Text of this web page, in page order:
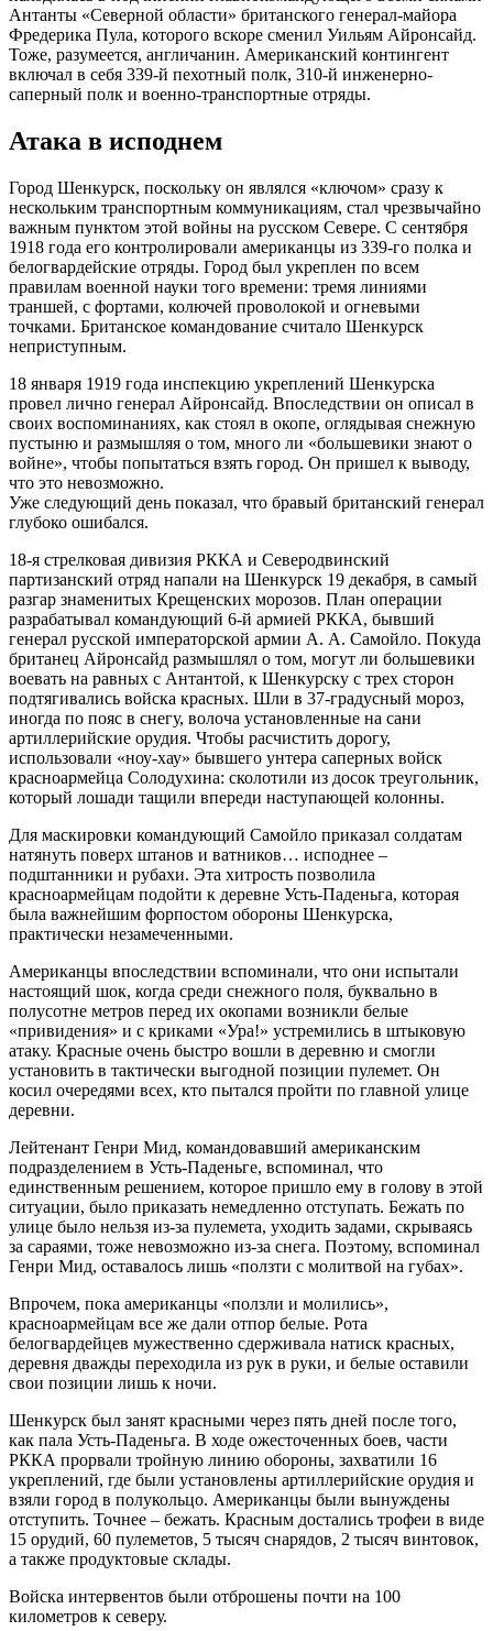
Антанты «Северной области» британского генерал-майора
Фредерика Пула, которого вскоре сменил Уильям Айронсайд.
Тоже, разумеется, англичанин. Американский контингент
включал в себя 339-й пехотный полк, 310-й инженерно-
саперный полк и военно-транспортные отряды.
Атака в исподнем
Город Шенкурск, поскольку он являлся «ключом» сразу к
нескольким транспортным коммуникациям, стал чрезвычайно
важным пунктом этой войны на русском Севере. С сентября
1918 года его контролировали американцы из 339-го полка и
белогвардейские отряды. Город был укреплен по всем
правилам военной науки того времени: тремя линиями
траншей, с фортами, колючей проволокой и огневыми
точками. Британское командование считало Шенкурск
неприступным.
18 января 1919 года инспекцию укреплений Шенкурска
провел лично генерал Айронсайд. Впоследствии он описал в
своих воспоминаниях, как стоял в окопе, оглядывая снежную
пустыню и размышляя о том, много ли «большевики знают о
войне», чтобы попытаться взять город. Он пришел к выводу,
что это невозможно.
Уже следующий день показал, что бравый британский генерал
глубоко ошибался.
18-я стрелковая дивизия РККА и Северодвинский
партизанский отряд напали на Шенкурск 19 декабря, в самый
разгар знаменитых Крещенских морозов. План операции
разрабатывал командующий 6-й армией РККА, бывший
генерал русской императорской армии А. А. Самойло. Покуда
британец Айронсайд размышлял о том, могут ли большевики
воевать на равных с Антантой, к Шенкурску с трех сторон
подтягивались войска красных. Шли в 37-градусный мороз,
иногда по пояс в снегу, волоча установленные на сани
артиллерийские орудия. Чтобы расчистить дорогу,
использовали «ноу-хау» бывшего унтера саперных войск
красноармейца Солодухина: сколотили из досок треугольник,
который лошади тащили впереди наступающей колонны.
Для маскировки командующий Самойло приказал солдатам
натянуть поверх штанов и ватников… исподнее –
подштанники и рубахи. Эта хитрость позволила
красноармейцам подойти к деревне Усть-Паденьга, которая
была важнейшим форпостом обороны Шенкурска,
практически незамеченными.
Американцы впоследствии вспоминали, что они испытали
настоящий шок, когда среди снежного поля, буквально в
полусотне метров перед их окопами возникли белые
«привидения» и с криками «Ура!» устремились в штыковую
атаку. Красные очень быстро вошли в деревню и смогли
установить в тактически выгодной позиции пулемет. Он
косил очередями всех, кто пытался пройти по главной улице
деревни.
Лейтенант Генри Мид, командовавший американским
подразделением в Усть-Паденьге, вспоминал, что
единственным решением, которое пришло ему в голову в этой
ситуации, было приказать немедленно отступать. Бежать по
улице было нельзя из-за пулемета, уходить задами, скрываясь
за сараями, тоже невозможно из-за снега. Поэтому, вспоминал
Генри Мид, оставалось лишь «ползти с молитвой на губах».
Впрочем, пока американцы «ползли и молились»,
красноармейцам все же дали отпор белые. Рота
белогвардейцев мужественно сдерживала натиск красных,
деревня дважды переходила из рук в руки, и белые оставили
свои позиции лишь к ночи.
Шенкурск был занят красными через пять дней после того,
как пала Усть-Паденьга. В ходе ожесточенных боев, части
РККА прорвали тройную линию обороны, захватили 16
укреплений, где были установлены артиллерийские орудия и
взяли город в полукольцо. Американцы были вынуждены
отступить. Точнее – бежать. Красным достались трофеи в виде
15 орудий, 60 пулеметов, 5 тысяч снарядов, 2 тысяч винтовок,
а также продуктовые склады.
Войска интервентов были отброшены почти на 100
километров к северу.